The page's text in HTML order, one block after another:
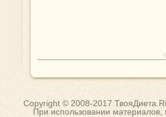
Copyright © 2008-2017
При использовании материалов,